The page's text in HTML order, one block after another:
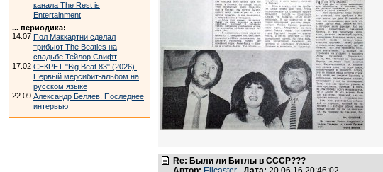
канала The Rest is
Entertainment
... периодика:
14.07 Пол Маккартни сделал
трибьют The Beatles на
свадьбе Тейлор Свифт
17.02 СЕКРЕТ "Big Beat 83" (2026).
Первый мерсибит-альбом на
русском языке
22.09 Александр Беляев. Последнее
интервью
Re: Были ли Битлы в СССР???